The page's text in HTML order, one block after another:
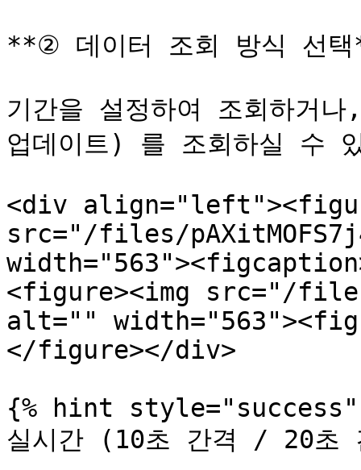
**② 데이터 조회 방식 선
기간을 설정하여 조회하거
업데이트) 를 조회하실 수
<div
src="/files/
<figure><img src="/
alt=""
</figure></div>
{% hint style="success"
실시간 (10초 간격 / 20초